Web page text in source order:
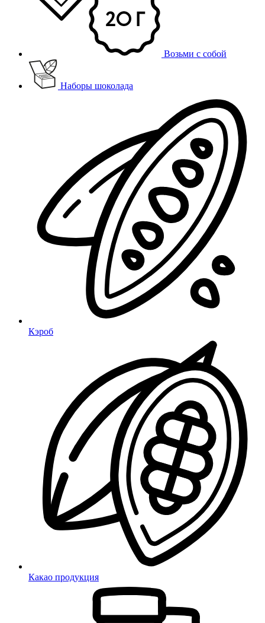
Возьми с собой
Наборы шоколада
Кэроб
Какао продукция